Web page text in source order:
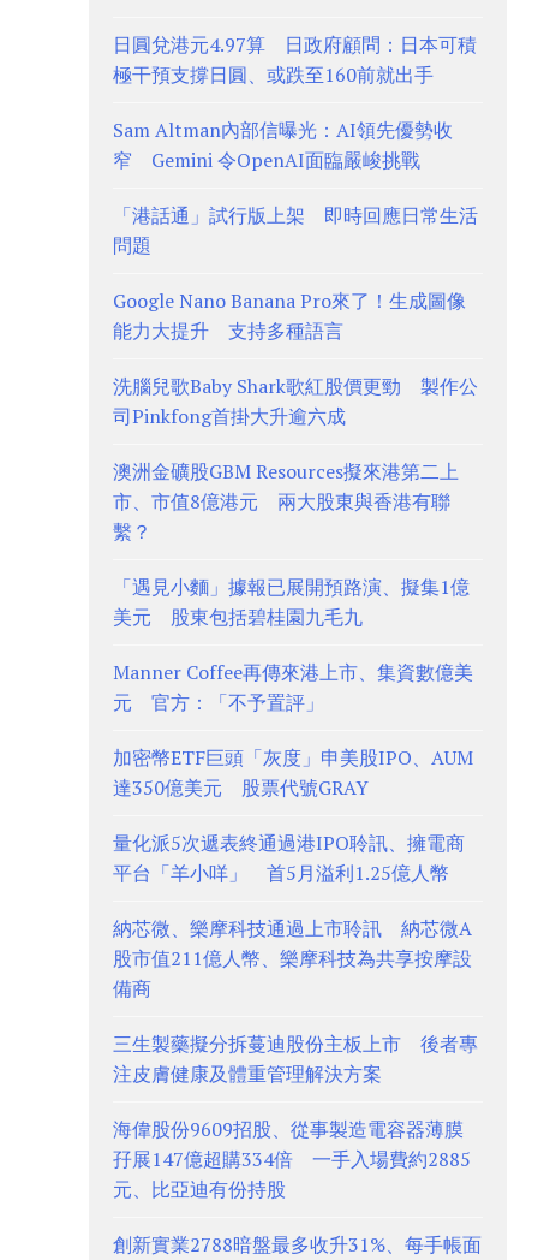
日圓兌港元4.97算 日政府顧問：日本可積
極干預支撐日圓、或跌至160前就出手
Sam Altman內部信曝光：AI領先優勢收
窄 Gemini 令OpenAI面臨嚴峻挑戰
「港話通」試行版上架 即時回應日常生活
問題
Google Nano Banana Pro來了！生成圖像
能力大提升 支持多種語言
洗腦兒歌Baby Shark歌紅股價更勁 製作公
司Pinkfong首掛大升逾六成
澳洲金礦股GBM Resources擬來港第二上
市、市值8億港元 兩大股東與香港有聯
繫？
「遇見小麵」據報已展開預路演、擬集1億
美元 股東包括碧桂園九毛九
Manner Coffee再傳來港上市、集資數億美
元 官方：「不予置評」
加密幣ETF巨頭「灰度」申美股IPO、AUM
達350億美元 股票代號GRAY
量化派5次遞表終通過港IPO聆訊、擁電商
平台「羊小咩」 首5月溢利1.25億人幣
納芯微、樂摩科技通過上市聆訊 納芯微A
股市值211億人幣、樂摩科技為共享按摩設
備商
三生製藥擬分拆蔓迪股份主板上市 後者專
注皮膚健康及體重管理解決方案
海偉股份9609招股、從事製造電容器薄膜
孖展147億超購334倍 一手入場費約2885
元、比亞迪有份持股
創新實業2788暗盤最多收升31%、每手帳面